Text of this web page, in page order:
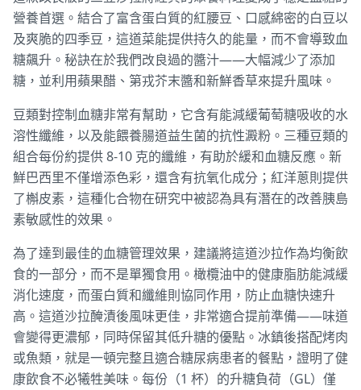
營養首選。結合了富含蛋白質的紅腰豆、口感綿密的白豆以
及爽脆的四季豆，這道菜能提供持久的能量，而不會導致血
糖飆升。秘訣在於我們改良過的醬汁——大幅減少了添加
糖，並利用蘋果醋、第戎芥末醬和新鮮香草來提升風味。
豆類對控制血糖非常有幫助，它含有能減緩葡萄糖吸收的水
溶性纖維，以及能餵養腸道益生菌的抗性澱粉。三種豆類的
組合每份約提供 8-10 克的纖維，有助於緩和血糖反應。新
鮮巴西里不僅增添色彩，還含有抗氧化成分；紅洋蔥則提供
了槲皮素，這種化合物在研究中被認為具有潛在的改善胰島
素敏感性的效果。
為了達到最佳的血糖管理效果，建議將這道沙拉作為均衡飲
食的一部分，而不是單獨食用。橄欖油中的健康脂肪能減緩
消化速度，而蛋白質和纖維則協同作用，防止血糖快速升
高。這道沙拉醃漬後風味更佳，非常適合提前準備——味道
會變得更濃郁，同時保留其低升糖的優點。冰鎮後搭配烤肉
或魚類，就是一頓完整且適合糖尿病患者的餐點，證明了健
康飲食不必犧牲美味。每份（1 杯）的升糖負荷（GL）僅